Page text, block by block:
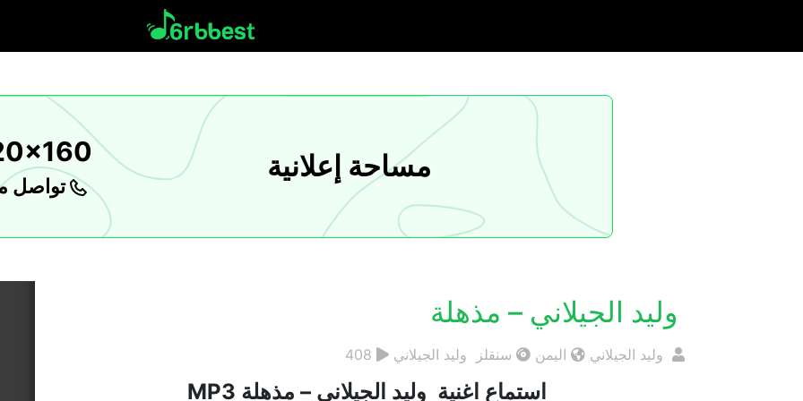
مساحة إعلانية
تواصل
وليد الجيلاني – مذهلة
وليد الجيلاني اليمن سنقلز وليد الجيلاني
استماع اغنية وليد الجيلاني – مذهلة MP3